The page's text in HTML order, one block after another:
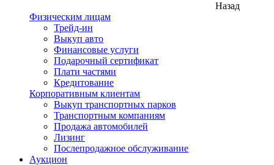
Назад
Физическим лицам
Трейд-ин
Выкуп авто
Финансовые услуги
Подарочный сертификат
Плати частями
Кредитование
Корпоративным клиентам
Выкуп транспортных парков
Транспортным компаниям
Продажа автомобилей
Лизинг
Послепродажное обслуживание
Аукцион